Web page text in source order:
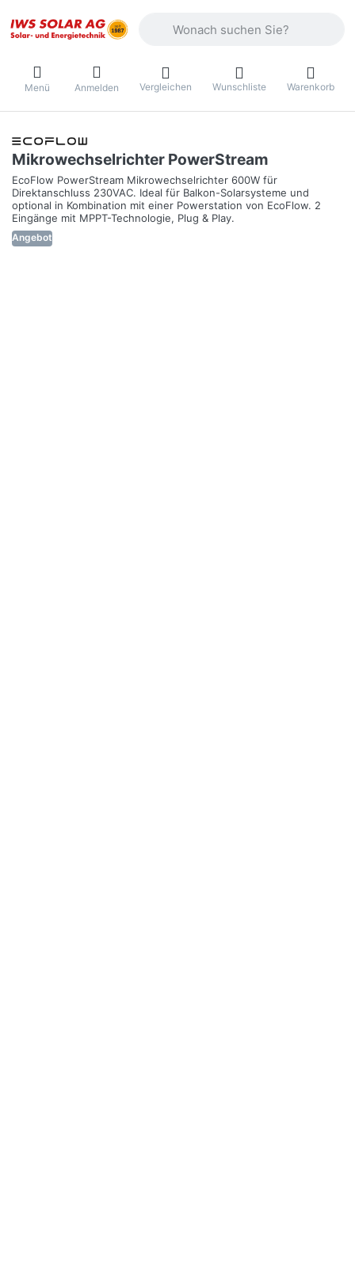
Menü Anmelden Vergleichen Wunschliste Warenkorb
Mikrowechselrichter PowerStream
EcoFlow PowerStream Mikrowechselrichter 600W für
Direktanschluss 230VAC. Ideal für Balkon-Solarsysteme und
optional in Kombination mit einer Powerstation von EcoFlow. 2
Eingänge mit MPPT-Technologie, Plug & Play.
Angebot